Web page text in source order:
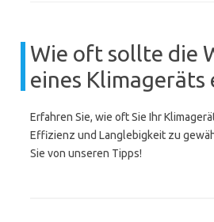
Wie oft sollte die
eines Klimageräts
Erfahren Sie, wie oft Sie Ihr
Effizienz und Langlebigkeit zu
Sie von unseren Tipps!